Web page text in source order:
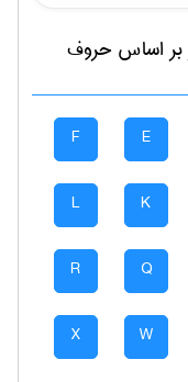
بر اساس حروف
E
F
K
L
Q
R
W
X